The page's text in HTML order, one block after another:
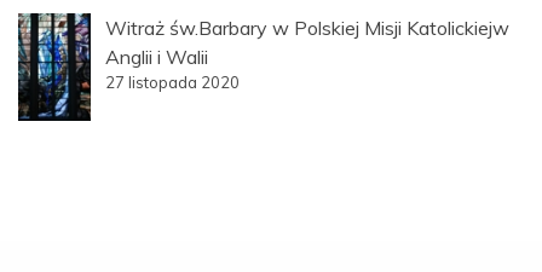
Witraż św.Barbary w Polskiej Misji Katolickiejw
Anglii i Walii
27 listopada 2020